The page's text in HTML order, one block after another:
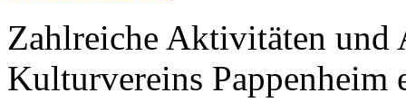
Zahlreiche Aktivitäten und
Kulturvereins Pappenheim